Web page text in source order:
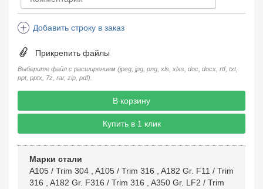
Компенсатор
Пламегаситель
Добавить строку в заказ
Прикрепить файлы
Выберите файл с расширением (jpeg, jpg, png, xls, xlxs, doc, docx, rtf, txt,
ppt, pptx, 7z, rar, zip, pdf).
В корзину
Купить в 1 клик
Марки стали
A105 / Trim 304
A105 / Trim 316
A182 Gr. F11 / Trim
316
A182 Gr. F316 / Trim 316
A350 Gr. LF2 / Trim